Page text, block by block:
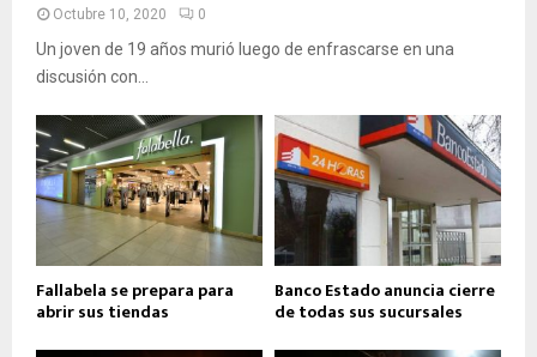
Octubre 10, 2020 0
Un joven de 19 años murió luego de enfrascarse en una
discusión con...
Fallabela se prepara para
abrir sus tiendas
Banco Estado anuncia cierre
de todas sus sucursales